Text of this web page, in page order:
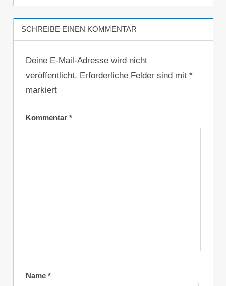
SCHREIBE EINEN KOMMENTAR
Deine E-Mail-Adresse wird nicht
veröffentlicht. Erforderliche Felder sind mit *
markiert
Kommentar *
Name *